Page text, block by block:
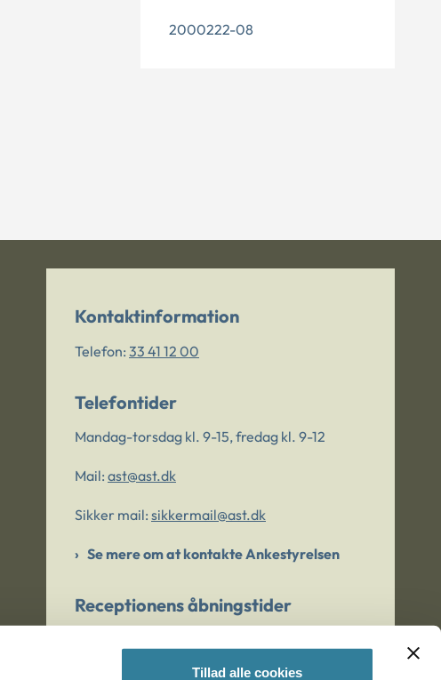
Tillad alle cookies
2000222-08
Kontaktinformation
Telefon: 33 41 12 00
Telefontider
Mandag-torsdag kl. 9-15, fredag kl. 9-12
Mail: ast@ast.dk
Sikker mail: sikkermail@ast.dk
Se mere om at kontakte Ankestyrelsen
Receptionens åbningstider